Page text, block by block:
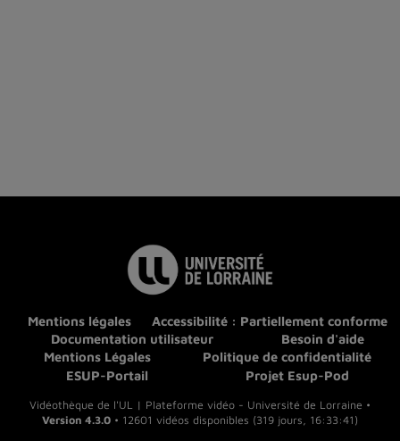
Mentions légales
Accessibilité : Partiellement conforme
Documentation utilisateur
Besoin d'aide
Mentions Légales
Politique de confidentialité
ESUP-Portail
Projet Esup-Pod
Vidéothèque de l'UL | Plateforme vidéo - Université de Lorraine •
Version 4.3.0 • 12601 vidéos disponibles (319 jours, 16:33:41)